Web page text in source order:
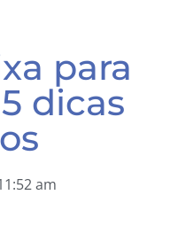
para
dicas
am